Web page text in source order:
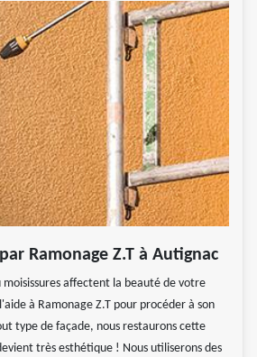
Ramonage Z.T à Autignac
moisissures affectent la beauté de votre
à Ramonage Z.T pour procéder à son
type de façade, nous restaurons cette
très esthétique ! Nous utiliserons des